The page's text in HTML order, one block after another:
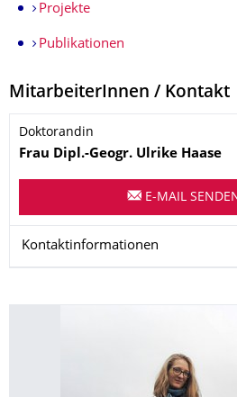
Projekte
Publikationen
MitarbeiterInnen / Kontakt
Doktorandin
Name
Frau Dipl.-Geogr. Ulrike Haase
E-MAIL
Kontaktinformationen